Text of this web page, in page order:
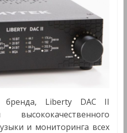
бренда, Liberty DAC II
и мониторинга всех